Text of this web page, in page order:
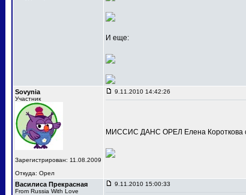
И еще:
Sovynia
Участник
Зарегистрирован: 11.08.2009
Откуда: Орел
9.11.2010 14:42:26
МИССИС ДАНС ОРЕЛ Елена Короткова
Василиса Прекрасная
From Russia With Love
9.11.2010 15:00:33